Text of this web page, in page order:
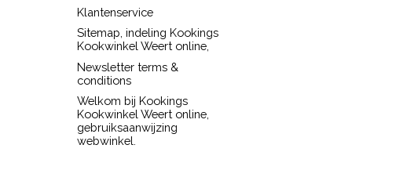
Klantenservice
Sitemap, indeling Kookings
Kookwinkel Weert online,
Newsletter terms &
conditions
Welkom bij Kookings
Kookwinkel Weert online,
gebruiksaanwijzing
webwinkel.